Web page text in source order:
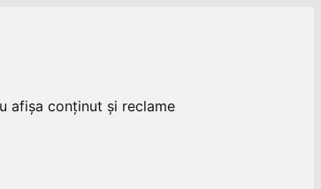
afișa conținut și reclame